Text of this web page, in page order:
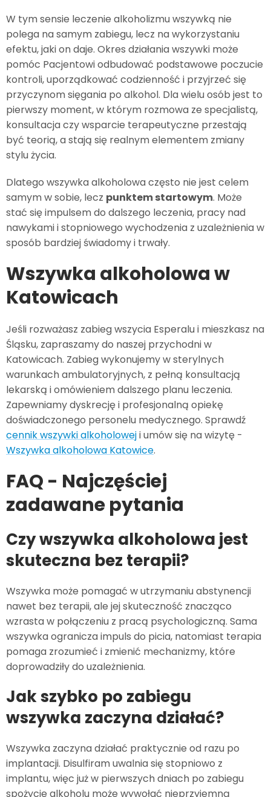
W tym sensie leczenie alkoholizmu wszywką nie
polega na samym zabiegu, lecz na wykorzystaniu
efektu, jaki on daje. Okres działania wszywki może
pomóc Pacjentowi odbudować podstawowe poczucie
kontroli, uporządkować codzienność i przyjrzeć się
przyczynom sięgania po alkohol. Dla wielu osób jest to
pierwszy moment, w którym rozmowa ze specjalistą,
konsultacja czy wsparcie terapeutyczne przestają
być teorią, a stają się realnym elementem zmiany
stylu życia.
Dlatego wszywka alkoholowa często nie jest celem
samym w sobie, lecz punktem startowym. Może
stać się impulsem do dalszego leczenia, pracy nad
nawykami i stopniowego wychodzenia z uzależnienia w
sposób bardziej świadomy i trwały.
Wszywka alkoholowa w
Katowicach
Jeśli rozważasz zabieg wszycia Esperalu i mieszkasz na
Śląsku, zapraszamy do naszej przychodni w
Katowicach. Zabieg wykonujemy w sterylnych
warunkach ambulatoryjnych, z pełną konsultacją
lekarską i omówieniem dalszego planu leczenia.
Zapewniamy dyskrecję i profesjonalną opiekę
doświadczonego personelu medycznego. Sprawdź
cennik wszywki alkoholoweji umów się na wizytę -
Wszywka alkoholowa Katowice.
FAQ - Najczęściej
zadawane pytania
Czy wszywka alkoholowa jest
skuteczna bez terapii?
Wszywka może pomagać w utrzymaniu abstynencji
nawet bez terapii, ale jej skuteczność znacząco
wzrasta w połączeniu z pracą psychologiczną. Sama
wszywka ogranicza impuls do picia, natomiast terapia
pomaga zrozumieć i zmienić mechanizmy, które
doprowadziły do uzależnienia.
Jak szybko po zabiegu
wszywka zaczyna działać?
Wszywka zaczyna działać praktycznie od razu po
implantacji. Disulfiram uwalnia się stopniowo z
implantu, więc już w pierwszych dniach po zabiegu
spożycie alkoholu może wywołać nieprzyjemną